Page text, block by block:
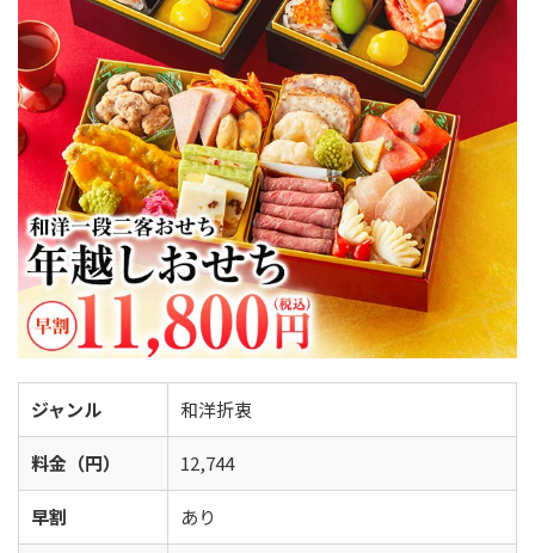
ジャンル 和洋折衷
料金（円） 12,744
早割 あり